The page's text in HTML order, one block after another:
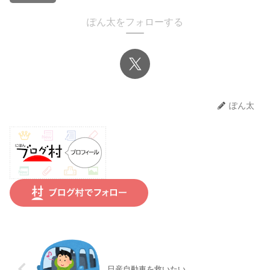
ぽん太をフォローする
ぽん太